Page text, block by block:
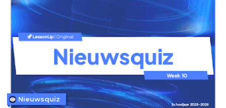
Nieuwsquiz